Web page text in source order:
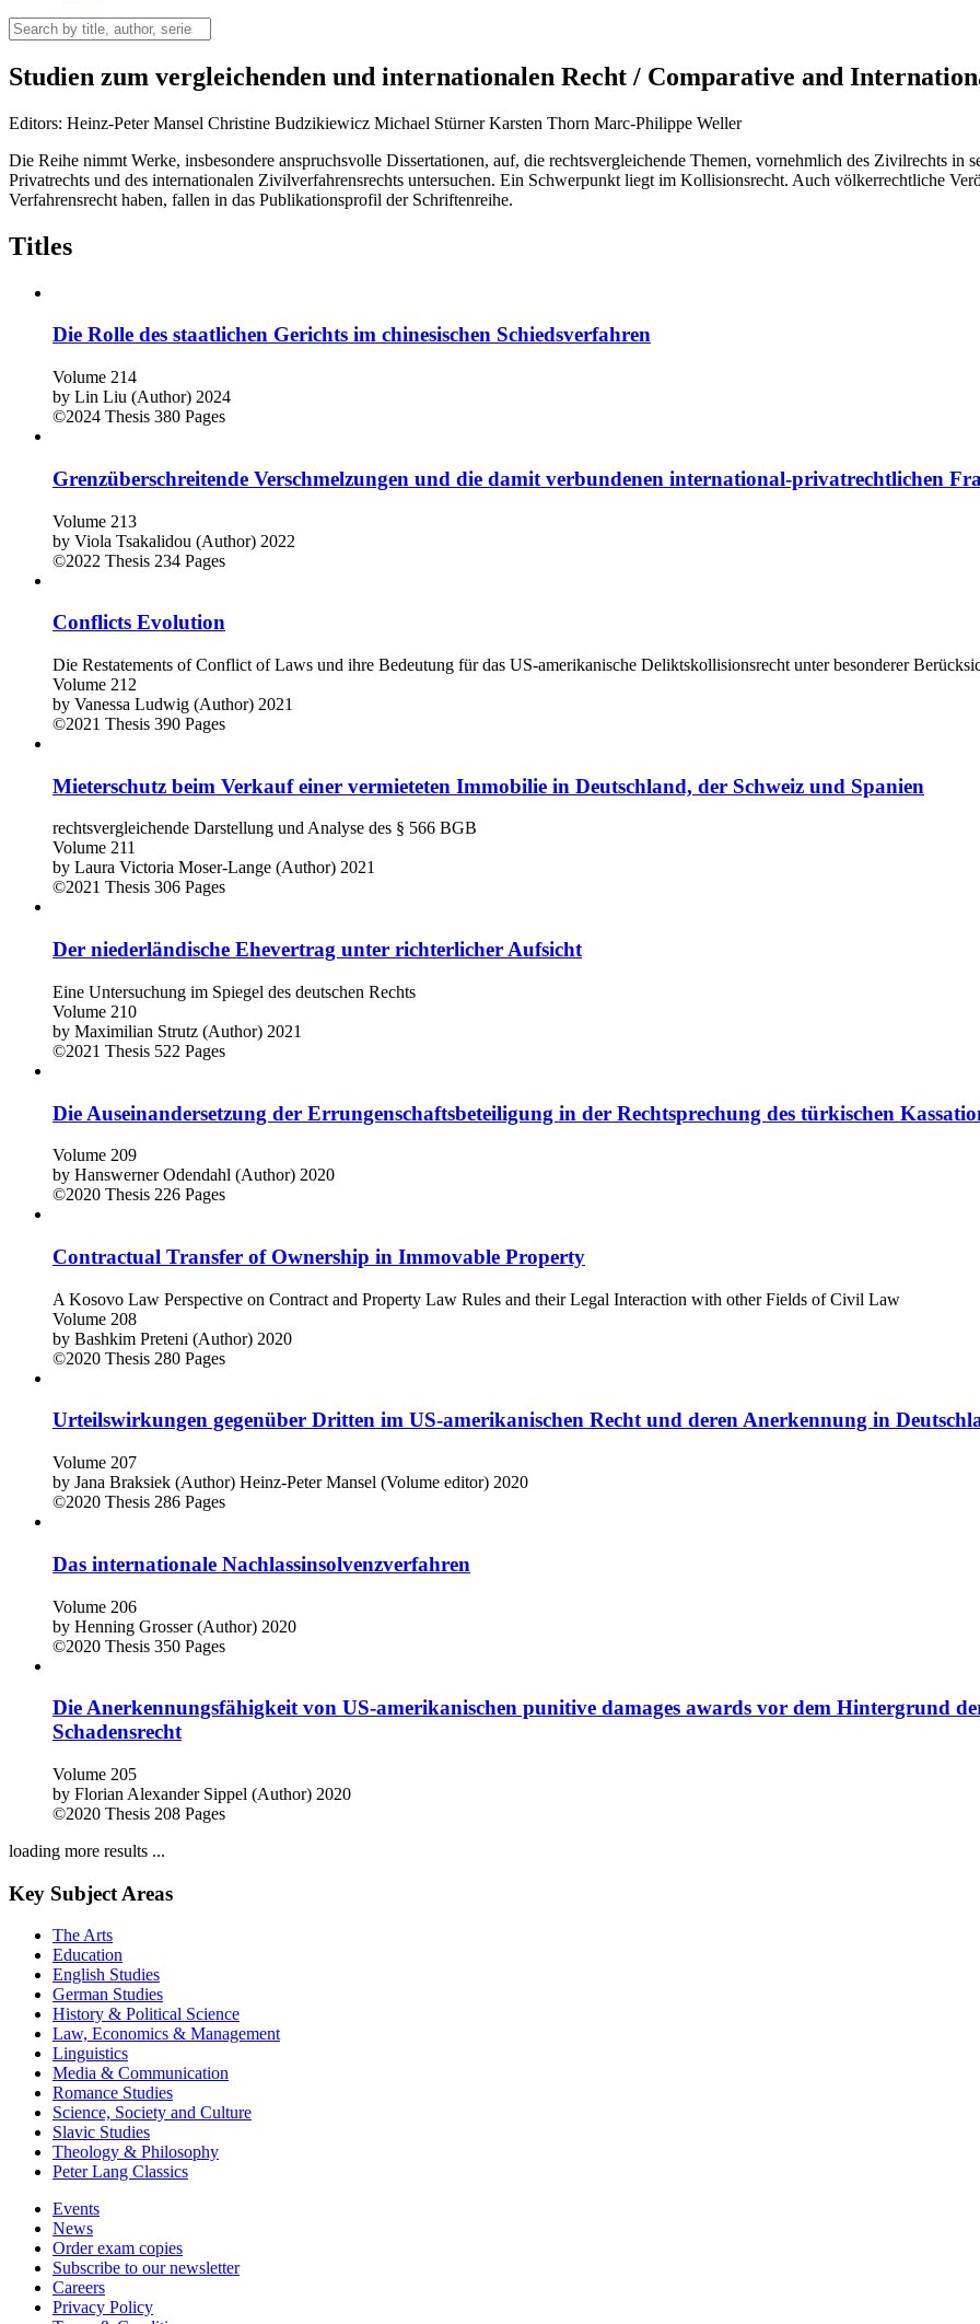
Studien zum vergleichenden und internationalen Recht / Comparative and
Editors: Heinz-Peter Mansel Christine Budzikiewicz Michael Stürner Karsten Thorn Marc-Philippe Weller
Die Reihe nimmt Werke, insbesondere anspruchsvolle Dissertationen, auf, die rechtsvergleichende Themen, vornehmlich des Zivilrechts in
Privatrechts und des internationalen Zivilverfahrensrechts untersuchen. Ein Schwerpunkt liegt im Kollisionsrecht. Auch völkerrechtliche
Verfahrensrecht haben, fallen in das Publikationsprofil der Schriftenreihe.
Titles
Die Rolle des staatlichen Gerichts im chinesischen Schiedsverfahren
Volume 214
by Lin Liu (Author) 2024
©2024 Thesis 380 Pages
Grenzüberschreitende Verschmelzungen und die damit verbundenen international-privatrechtlichen
Volume 213
by Viola Tsakalidou (Author) 2022
©2022 Thesis 234 Pages
Conflicts Evolution
Die Restatements of Conflict of Laws und ihre Bedeutung für das US-amerikanische Deliktskollisionsrecht unter besonderer
Volume 212
by Vanessa Ludwig (Author) 2021
©2021 Thesis 390 Pages
Mieterschutz beim Verkauf einer vermieteten Immobilie in Deutschland, der Schweiz und Spanien
rechtsvergleichende Darstellung und Analyse des § 566 BGB
Volume 211
by Laura Victoria Moser-Lange (Author) 2021
©2021 Thesis 306 Pages
Der niederländische Ehevertrag unter richterlicher Aufsicht
Eine Untersuchung im Spiegel des deutschen Rechts
Volume 210
by Maximilian Strutz (Author) 2021
©2021 Thesis 522 Pages
Die Auseinandersetzung der Errungenschaftsbeteiligung in der Rechtsprechung des türkischen
Volume 209
by Hanswerner Odendahl (Author) 2020
©2020 Thesis 226 Pages
Contractual Transfer of Ownership in Immovable Property
A Kosovo Law Perspective on Contract and Property Law Rules and their Legal Interaction with other Fields of Civil Law
Volume 208
by Bashkim Preteni (Author) 2020
©2020 Thesis 280 Pages
Urteilswirkungen gegenüber Dritten im US-amerikanischen Recht und deren Anerkennung in
Volume 207
by Jana Braksiek (Author) Heinz-Peter Mansel (Volume editor) 2020
©2020 Thesis 286 Pages
Das internationale Nachlassinsolvenzverfahren
Volume 206
by Henning Grosser (Author) 2020
©2020 Thesis 350 Pages
Die Anerkennungsfähigkeit von US-amerikanischen punitive damages awards vor dem Hintergrund
Schadensrecht
Volume 205
by Florian Alexander Sippel (Author) 2020
©2020 Thesis 208 Pages
loading more results ...
Key Subject Areas
The Arts
Education
English Studies
German Studies
History & Political Science
Law, Economics & Management
Linguistics
Media & Communication
Romance Studies
Science, Society and Culture
Slavic Studies
Theology & Philosophy
Peter Lang Classics
Events
News
Order exam copies
Subscribe to our newsletter
Careers
Privacy Policy